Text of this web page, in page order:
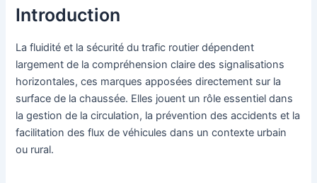
Introduction
La fluidité et la sécurité du trafic routier dépendent
largement de la compréhension claire des signalisations
horizontales, ces marques apposées directement sur la
surface de la chaussée. Elles jouent un rôle essentiel dans
la gestion de la circulation, la prévention des accidents et la
facilitation des flux de véhicules dans un contexte urbain
ou rural.